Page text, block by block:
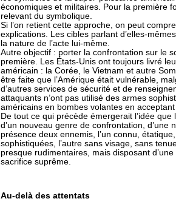
économiques et militaires. Pour la première
relevant du symbolique.
Si l’on retient cette approche, on peut
explications. Les cibles parlant d’elles-
la nature de l’acte lui-même.
Autre objectif : porter la confrontation sur le
première. Les États-Unis ont toujours livré
américain : la Corée, le Vietnam et autre
être faite que l’Amérique était vulnérable,
d’autres services de sécurité et de
attaquants n’ont pas utilisé des armes
américains en bombes volantes en
De tout ce qui précède émergerait l’idée que
d’un nouveau genre de confrontation,
présence deux ennemis, l’un connu,
sophistiquées, l’autre sans visage, sans
presque rudimentaires, mais disposant
sacrifice suprême.
Au-delà des attentats